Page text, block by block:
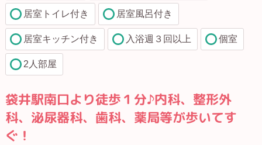
居室トイレ付き 居室風呂付き
居室キッチン付き 入浴週３回以上 個室
2人部屋
袋井駅南口より徒歩１分♪内科、整形外
科、泌尿器科、歯科、薬局等が歩いてす
ぐ！